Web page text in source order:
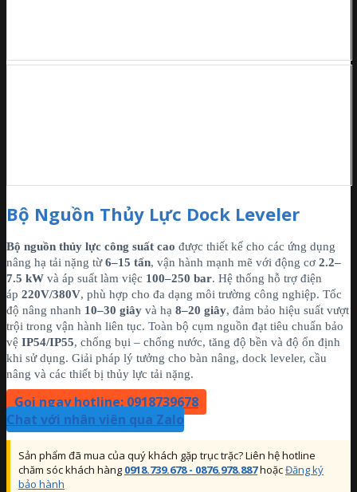
Bộ Nguồn Thủy Lực Dock Leveler
Bộ nguồn thủy lực công suất cao được thiết kế cho các ứng dụng
nâng hạ tải nặng từ6–15 tấn, vận hành mạnh mẽ với động cơ 2.2–
7.5 kW và áp suất làm việc 100–250 bar. Hệ thống hỗ trợ điện
áp 220V/380V, phù hợp cho đa dạng môi trường công nghiệp. Tốc
độ nâng nhanh 10–30 giây và hạ 8–20 giây, đảm bảo hiệu suất vượt
trội trong vận hành liên tục. Toàn bộ cụm nguồn đạt tiêu chuẩn bảo
vệ IP54/IP55, chống bụi – chống nước, tăng độ bền và độ ổn định
khi sử dụng. Giải pháp lý tưởng cho bàn nâng, dock leveler, cầu
nâng và các thiết bị thủy lực tải nặng.
Gọi ngay hotline: 0918739678
Chat với nhân viên qua Zalo
Sản phẩm đã mua của quý khách gặp trục trặc? Liên hệ hotline
chăm sóc khách hàng 0918.739.678 - 0876.978.887hoặcĐăng ký
bảo hành